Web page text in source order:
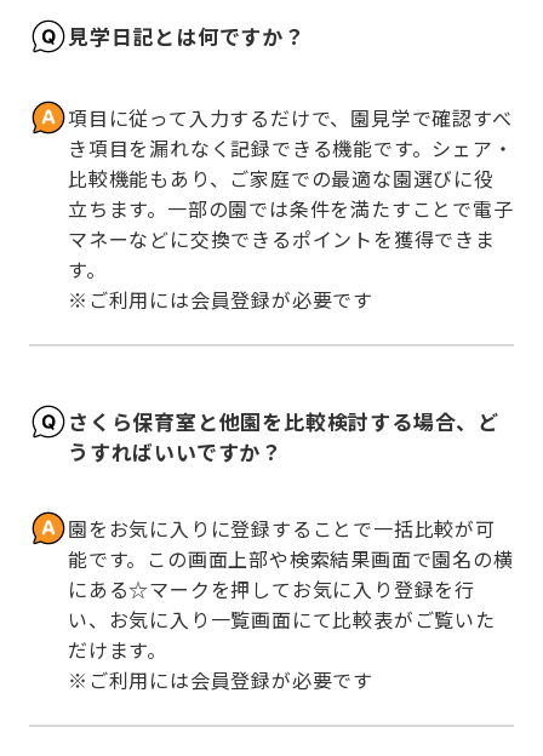
見学日記とは何ですか？
項目に従って入力するだけで、園見学で確認すべ
き項目を漏れなく記録できる機能です。シェア・
比較機能もあり、ご家庭での最適な園選びに役
立ちます。一部の園では条件を満たすことで電子
マネーなどに交換できるポイントを獲得できま
す。
※ご利用には会員登録が必要です
さくら保育室と他園を比較検討する場合、ど
うすればいいですか？
園をお気に入りに登録することで一括比較が可
能です。この画面上部や検索結果画面で園名の横
にある☆マークを押してお気に入り登録を行
い、お気に入り一覧画面にて比較表がご覧いた
だけます。
※ご利用には会員登録が必要です